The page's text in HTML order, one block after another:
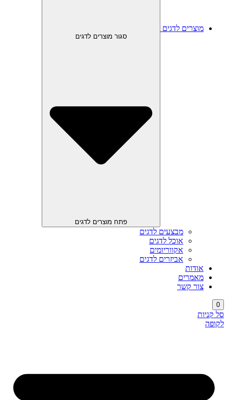
מוצרים לדגים
סגור מוצרים לדגים
פתח מוצרים לדגים
מבצעים לדגים
אוכל לדגים
אקווריומים
אביזרים לדגים
אודות
מאמרים
צור קשר
0
סל קניות
לקופה